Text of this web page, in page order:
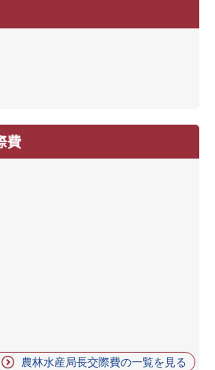
費
農林水産局長交際費の一覧を見る